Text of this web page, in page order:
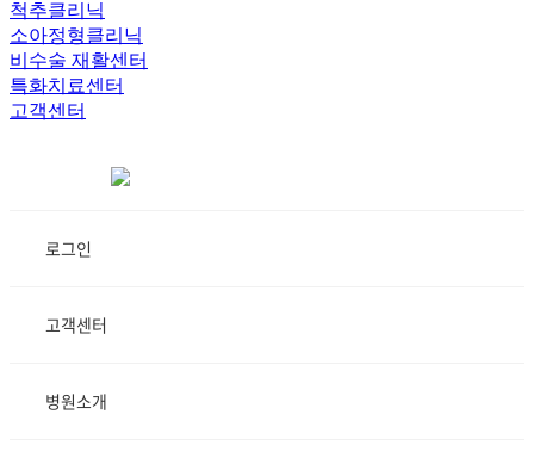
척추클리닉
소아정형클리닉
비수술 재활센터
특화치료센터
고객센터
로그인
고객센터
병원소개